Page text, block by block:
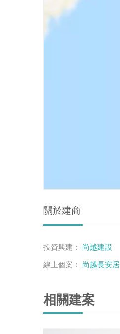
關於建商
投資興建： 尚越建設
線上個案： 尚越長安居
相關建案